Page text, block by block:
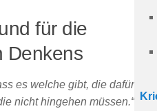
für die
Denkens
es welche gibt, die dafür
nicht hingehen müssen.“